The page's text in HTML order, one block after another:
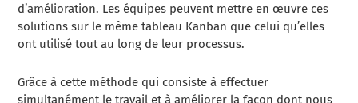
d’amélioration. Les équipes peuvent mettre en œuvre ces
solutions sur le même tableau Kanban que celui qu’elles
ont utilisé tout au long de leur processus.
Grâce à cette méthode qui consiste à effectuer